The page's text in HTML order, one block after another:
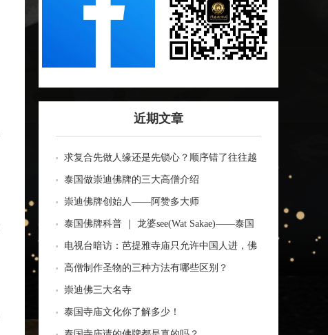
近期文章
求复合先做人缘还是先锁心？顺序错了往往越
做越乱
泰国做崇迪佛牌的三大高僧介绍
崇迪佛牌创始人——阿赞多大师
泰国佛牌科普 ｜ 龙婆see(Wat Sakae)——泰国
四面神前三高僧
电视台暗访：芭提雅寺庙只允许中国人进，佛
牌高于常价100多倍！
高僧制作圣物的三种方法有哪些区别？
崇迪佛三大名寺
泰国寺庙文化你了解多少！